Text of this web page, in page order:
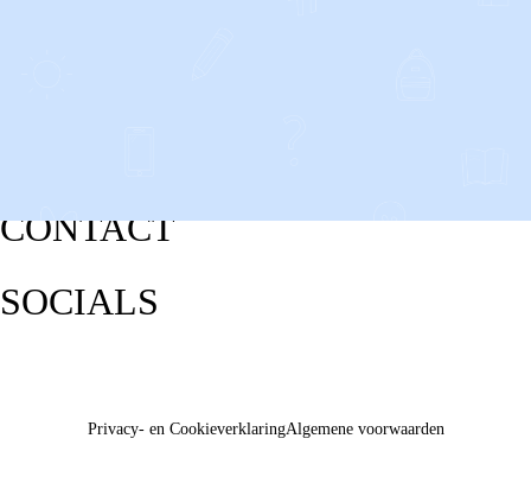
CONTACT
SOCIALS
Privacy- en CookieverklaringAlgemene voorwaarden